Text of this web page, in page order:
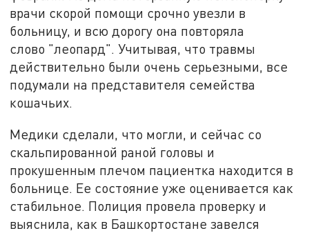
врачи скорой помощи срочно увезли в
больницу, и всю дорогу она повторяла
слово "леопард". Учитывая, что травмы
действительно были очень серьезными, все
подумали на представителя семейства
кошачьих.
Медики сделали, что могли, и сейчас со
скальпированной раной головы и
прокушенным плечом пациентка находится в
больнице. Ее состояние уже оценивается как
стабильное. Полиция провела проверку и
выяснила, как в Башкортостане завелся